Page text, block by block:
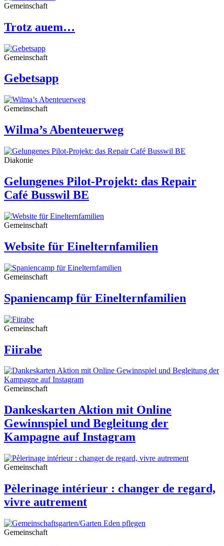
Gemeinschaft
Trotz auem…
Gemeinschaft
Gebetsapp
Gemeinschaft
Wilma’s Abenteuerweg
Diakonie
Gelungenes Pilot-Projekt: das Repair
Café Busswil BE
Gemeinschaft
Website für Einelternfamilien
Gemeinschaft
Spaniencamp für Einelternfamilien
Gemeinschaft
Fiirabe
Gemeinschaft
Dankeskarten Aktion mit Online
Gewinnspiel und Begleitung der
Kampagne auf Instagram
Gemeinschaft
Pèlerinage intérieur : changer de regard,
vivre autrement
Gemeinschaft